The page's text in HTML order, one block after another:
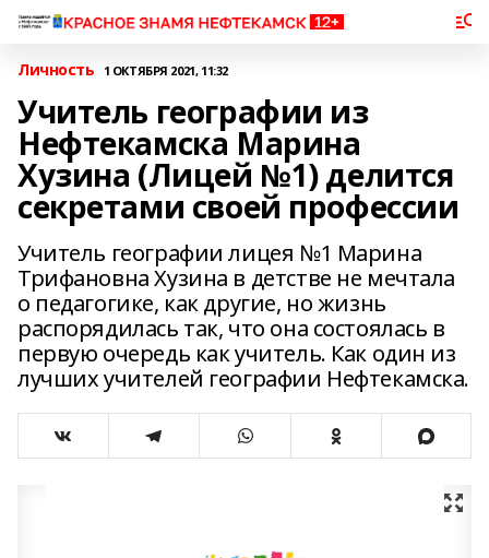
Личность 1 ОКТЯБРЯ 2021, 11:32
Учитель географии из
Нефтекамска Марина
Хузина (Лицей №1) делится
секретами своей профессии
Учитель географии лицея №1 Марина
Трифановна Хузина в детстве не мечтала
о педагогике, как другие, но жизнь
распорядилась так, что она состоялась в
первую очередь как учитель. Как один из
лучших учителей географии Нефтекамска.